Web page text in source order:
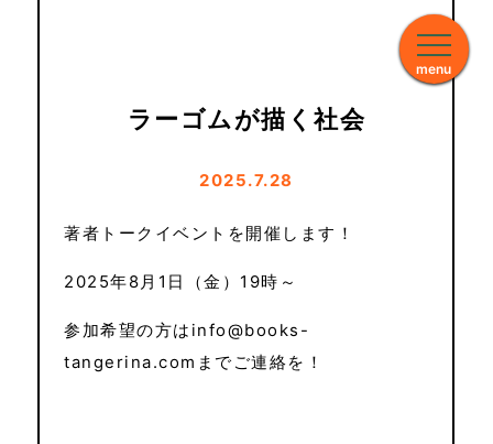
menu
ラーゴムが描く社会
2025.7.28
著者トークイベントを開催します！
2025年8月1日（金）19時～
参加希望の方はinfo@books-
tangerina.comまでご連絡を！